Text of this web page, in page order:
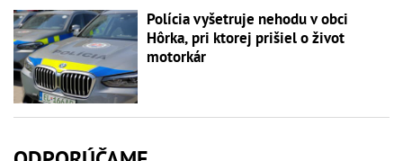
Polícia vyšetruje nehodu v obci
Hôrka, pri ktorej prišiel o život
motorkár